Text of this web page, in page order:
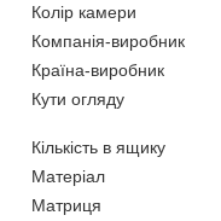
Колір камери
Компанія-виробник
Країна-виробник
Кути огляду
Кількість в ящику
Матеріал
Матриця